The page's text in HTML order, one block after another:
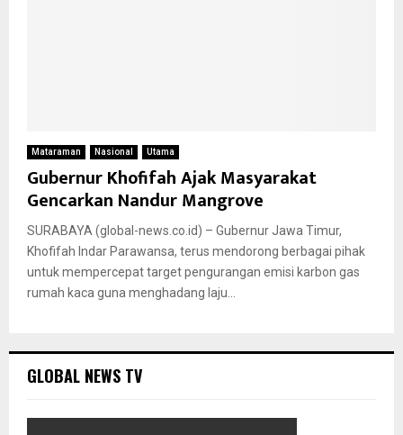
Mataraman Nasional Utama
Gubernur Khofifah Ajak Masyarakat
Gencarkan Nandur Mangrove
SURABAYA (global-news.co.id) – Gubernur Jawa Timur,
Khofifah Indar Parawansa, terus mendorong berbagai pihak
untuk mempercepat target pengurangan emisi karbon gas
rumah kaca guna menghadang laju...
GLOBAL NEWS TV